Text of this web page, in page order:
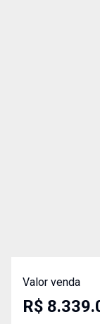
Valor venda
R$